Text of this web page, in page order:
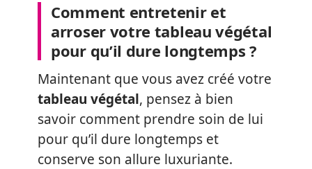
Comment entretenir et
arroser votre tableau végétal
pour qu’il dure longtemps ?
Maintenant que vous avez créé votre
tableau végétal, pensez à bien
savoir comment prendre soin de lui
pour qu’il dure longtemps et
conserve son allure luxuriante.